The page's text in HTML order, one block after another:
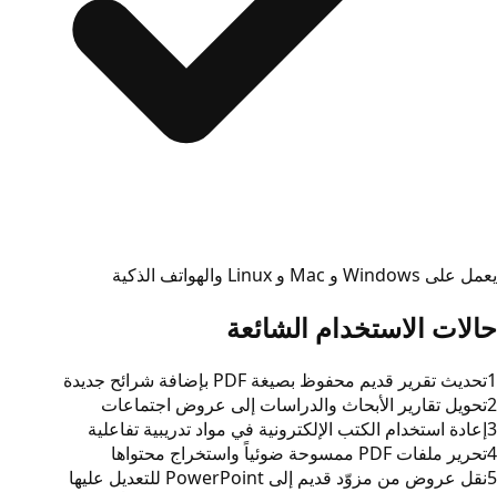
يعمل على Windows و Mac و Linux والهواتف الذكية
حالات الاستخدام الشائعة
1تحديث تقرير قديم محفوظ بصيغة PDF بإضافة شرائح جديدة
2تحويل تقارير الأبحاث والدراسات إلى عروض اجتماعات
3إعادة استخدام الكتب الإلكترونية في مواد تدريبية تفاعلية
4تحرير ملفات PDF ممسوحة ضوئياً واستخراج محتواها
5نقل عروض من مزوّد قديم إلى PowerPoint للتعديل عليها